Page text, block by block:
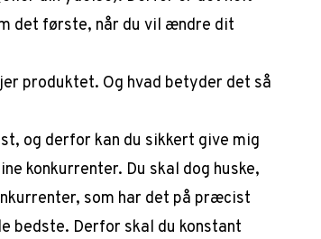
det første, når du vil ændre dit
produktet. Og hvad betyder det så
og derfor kan du sikkert give mig
konkurrenter. Du skal dog huske,
som har det på præcist
bedste. Derfor skal du konstant